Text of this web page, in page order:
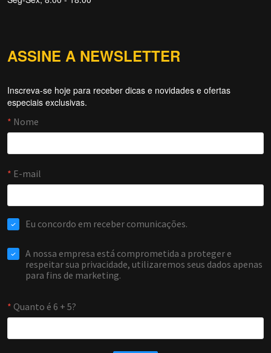
ASSINE A NEWSLETTER
Inscreva-se hoje para receber dicas e novidades e ofertas
especiais exclusivas.
Forti Firewall
EMAIL
WHATSAPP / TELEFONE
Solicitar atendimento